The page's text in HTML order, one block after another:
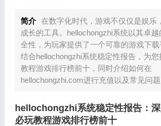
简介 在数字化时代，游戏不仅仅是娱乐
成长的工具。hellochongzhi系统以其卓
全性，为玩家提供了一个可靠的游戏下
结合hellochongzhi系统稳定性报告，为
教程游戏排行榜前十，同时介绍如何在
hellochongzhi.com进行充值以及常见问题
hellochongzhi系统稳定性报告：
必玩教程游戏排行榜前十